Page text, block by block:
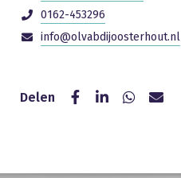
0162-453296
info@olvabdijoosterhout.nl
Delen